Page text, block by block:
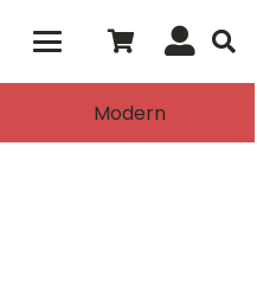
Modern